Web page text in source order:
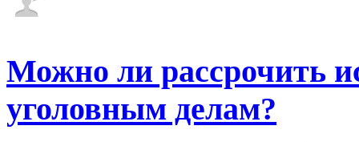
Можно ли рассрочить
уголовным делам?